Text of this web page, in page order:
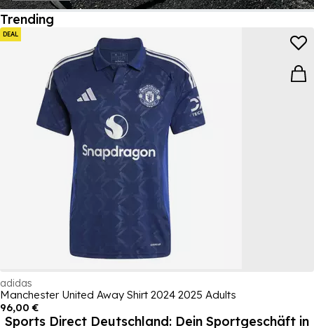
Trending
DEAL
adidas
Manchester United Away Shirt 2024 2025 Adults
96,00 €
Sports Direct Deutschland: Dein Sportgeschäft in